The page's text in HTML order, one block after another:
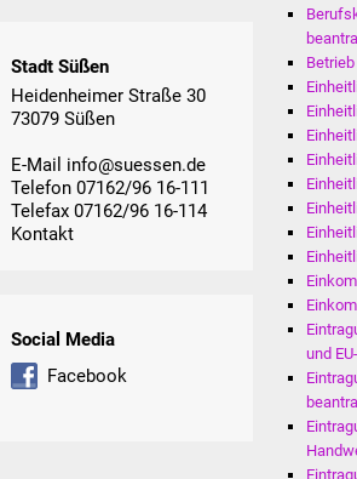
Stadt Süßen
Heidenheimer Straße 30
73079 Süßen
E-Mail info@suessen.de
Telefon 07162/96 16-111
Telefax 07162/96 16-114
Kontakt
Social Media
Facebook
und